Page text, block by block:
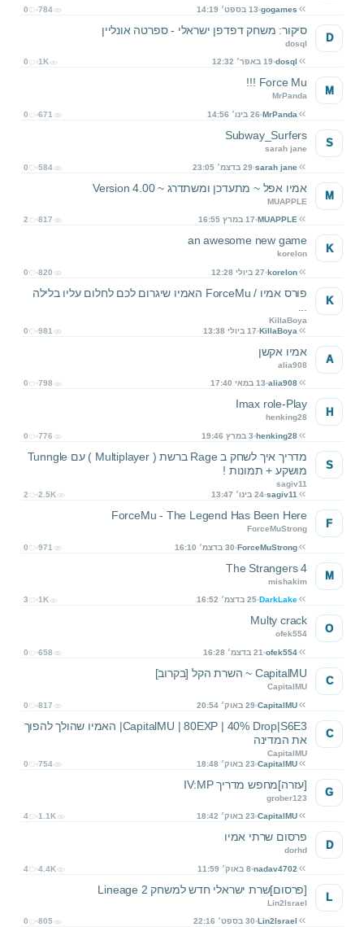
gogames 13 בספט׳ 14:19 0 784
סיקור: משחק דפדפן ישראלי - ספרטה אונליין
dosql
dosql 19 באפר׳ 12:32 0 1K
D
Force Mu !!!
MrPanda
MrPanda 26 בינו׳ 14:56 0 671
M
Subway_Surfers
sarah jane
sarah jane 29 בדצמ׳ 23:05 0 584
S
אמיו אפל ~ מתעדכן ומשתדרג ~ Version 4.00
MUAPPLE
MUAPPLE 17 במרץ 16:55 2 817
M
an awesome new game
korelon
korelon 27 ביולי 12:28 0 820
K
פורס אמיו / ForceMu האמיו שיגרום לכם לחלום עליו בלילה
KillaBoya
KillaBoya 17 ביולי 13:38 0 981
K
אמיו אקשן
alia908
alia908 13 במאי 17:40 0 798
A
Imax role-Play
henking28
henking28 3 במרץ 19:46 0 776
H
מדריך איך לשחק ב Rage ברשת ( Multiplayer ) עם Tunngle
מושקע + תמונות !
sagiv11
sagiv11 24 בינו׳ 13:47 2 2.5K
S
ForceMu - The Legend Has Been Here
ForceMuStrong
ForceMuStrong 30 בדצמ׳ 16:10 0 971
F
The Strangers 4
mishakim
DarkLake 25 בדצמ׳ 16:52 3 1K
M
Multy crack
ofek554
ofek554 21 בדצמ׳ 16:28 0 658
O
CapitalMU ~ השרת הקל [בקרוב]
CapitalMU
CapitalMU 29 באוק׳ 20:54 0 817
C
CapitalMU | 80EXP | 40% Drop|S6E3| האמיו שהולך להפוך
את המדינה
CapitalMU
CapitalMU 23 באוק׳ 18:48 0 754
C
[עזרה]מחפש מדריך IV:MP
grober123
CapitalMU 23 באוק׳ 18:42 4 1.1K
G
פרסום שרתי אמיו
dorhd
nadav4702 8 באוק׳ 11:59 4 4.4K
D
[פרסום]שרת ישראלי חדש למשחק Lineage 2
Lin2Israel
Lin2Israel 30 בספט׳ 22:16 0 805
L